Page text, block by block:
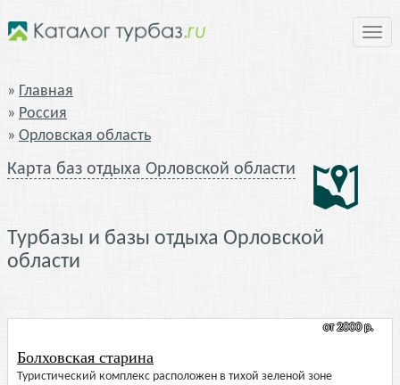
Главная
Россия
Орловская область
Карта баз отдыха Орловской области
Турбазы и базы отдыха Орловской
области
от 2000 р.
Болховская старина
Туристический комплекс расположен в тихой зеленой зоне